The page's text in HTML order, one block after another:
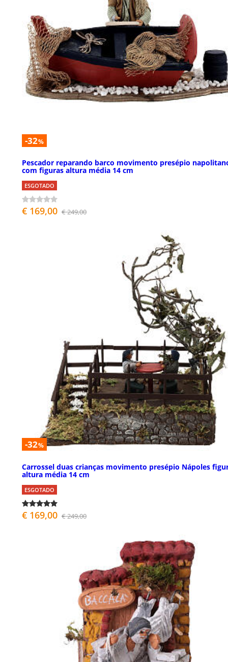
-32%
Pescador reparando barco movimento presépio
com figuras altura média 14 cm
ESGOTADO
€ 169,00 € 249,00
-32%
Carrossel duas crianças movimento presépio Nápoles
altura média 14 cm
ESGOTADO
€ 169,00 € 249,00